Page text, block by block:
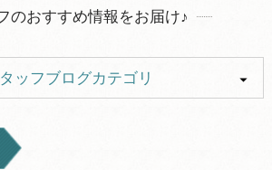
のおすすめ情報をお届け♪
ッフブログカテゴリ